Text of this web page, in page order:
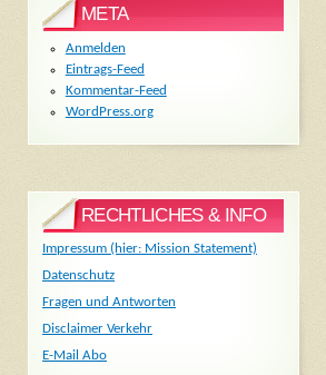
META
Anmelden
Eintrags-Feed
Kommentar-Feed
WordPress.org
RECHTLICHES & INFO
Impressum (hier: Mission Statement)
Datenschutz
Fragen und Antworten
Disclaimer Verkehr
E-Mail Abo